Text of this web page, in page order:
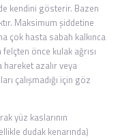
kendini gösterir. Bazen
Maksimum şiddetine
çok hasta sabah kalkınca
önce kulak ağrısı
azalır veya
çalışmadığı için göz
yüz kaslarının
dudak kenarında)